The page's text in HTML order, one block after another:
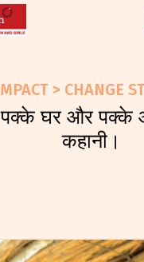
IMPACT > CHANGE
कहानी।